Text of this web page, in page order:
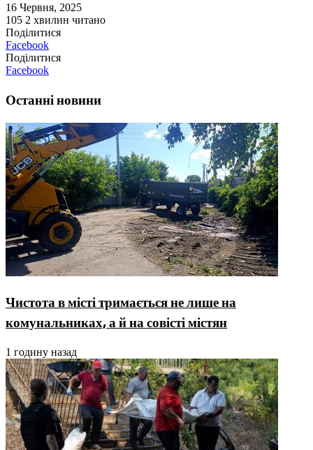
16 Червня, 2025
105 2 хвилин читано
Поділитися
Facebook
Поділитися
Facebook
Останні новини
Чистота в місті тримається не лише на
комунальниках, а й на совісті містян
1 годину назад